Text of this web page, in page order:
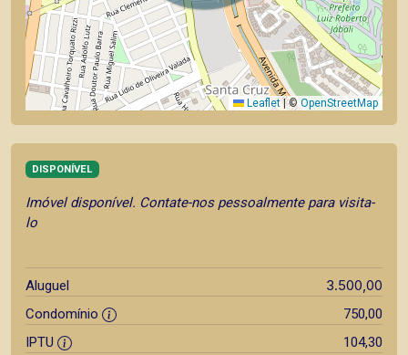
Leaflet |© OpenStreetMap
DISPONÍVEL
Imóvel disponível. Contate-nos pessoalmente para visita-
lo
Aluguel 3.500,00
Condomínio
750,00
IPTU
104,30